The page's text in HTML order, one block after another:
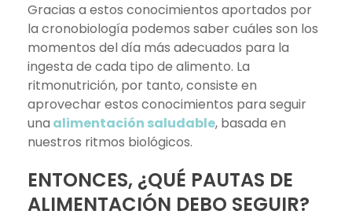
Gracias a estos conocimientos aportados por
la cronobiología podemos saber cuáles son los
momentos del día más adecuados para la
ingesta de cada tipo de alimento. La
ritmonutrición, por tanto, consiste en
aprovechar estos conocimientos para seguir
una alimentación saludable, basada en
nuestros ritmos biológicos.
ENTONCES, ¿QUÉ PAUTAS DE
ALIMENTACIÓN DEBO SEGUIR?